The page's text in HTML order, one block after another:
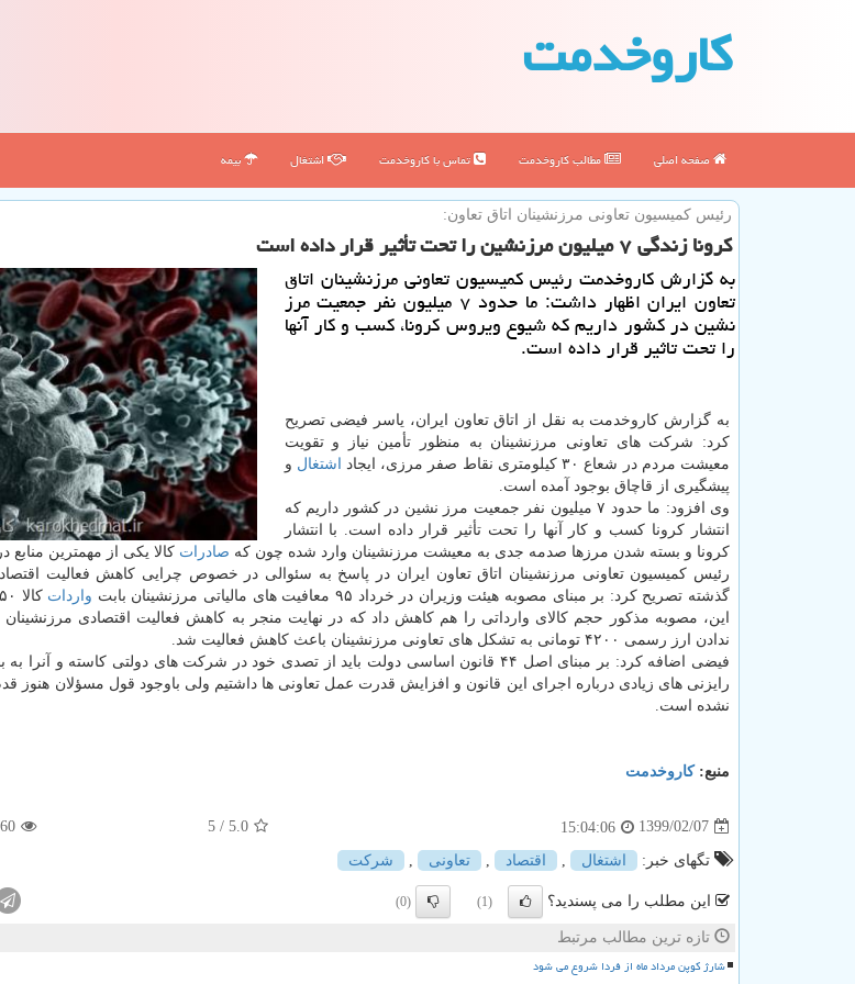
كاروخدمت
صفحه اصلی مطالب كاروخدمت تماس با كاروخدمت اشتغال بیمه
رئیس كمیسیون تعاونی مرزنشینان اتاق تعاون:
كرونا زندگی ۷ میلیون مرزنشین را تحت تأثیر قرار داده است
به گزارش كاروخدمت رئیس كمیسیون تعاونی مرزنشینان اتاق
تعاون ایران اظهار داشت: ما حدود ۷ میلیون نفر جمعیت مرز
نشین در كشور داریم كه شیوع ویروس كرونا، كسب و كار آنها
را تحت تاثیر قرار داده است.
به گزارش کاروخدمت به نقل از اتاق تعاون ایران، یاسر فیضی تصریح
کرد: شرکت های تعاونی مرزنشینان به منظور تأمین نیاز و تقویت
معیشت مردم در شعاع ۳۰ کیلومتری نقاط صفر مرزی، ایجاد
اشتغال و
پیشگیری از قاچاق بوجود آمده است.
وی افزود: ما حدود ۷ میلیون نفر جمعیت مرز نشین در کشور داریم که
انتشار کرونا کسب و کار آنها را تحت تأثیر قرار داده است. با انتشار
کرونا و بسته شدن مرزها صدمه جدی به معیشت مرزنشینان وارد شده چون که صادرات کالا یکی از مهمترین
رئیس کمیسیون تعاونی مرزنشینان اتاق تعاون ایران در پاسخ به سئوالی در خصوص چرایی کاهش فعالیت
گذشته تصریح کرد: بر مبنای مصوبه هیئت وزیران در خرداد ۹۵ معافیت های مالیاتی مرزنشینان بابت
واردات
ندادن ارز رسمی ۴۲۰۰ تومانی به تشکل های تعاونی مرزنشینان باعث کاهش فعالیت شد.
فیضی اضافه کرد: بر مبنای اصل ۴۴ قانون اساسی دولت باید از تصدی خود در شرکت های دولتی
رایزنی های زیادی درباره اجرای این قانون و افزایش قدرت عمل تعاونی ها داشتیم ولی باوجود قول مسؤلان هنوز
نشده است.
منبع:كاروخدمت
1399/02/07
15:04:06
5.0
/ 5
تگهای خبر: اشتغال اقتصاد تعاونی شركت
این مطلب را می پسندید؟ (1)
(0)
تازه ترین مطالب مرتبط
شارژ کوپن مرداد ماه از فردا شروع می شود